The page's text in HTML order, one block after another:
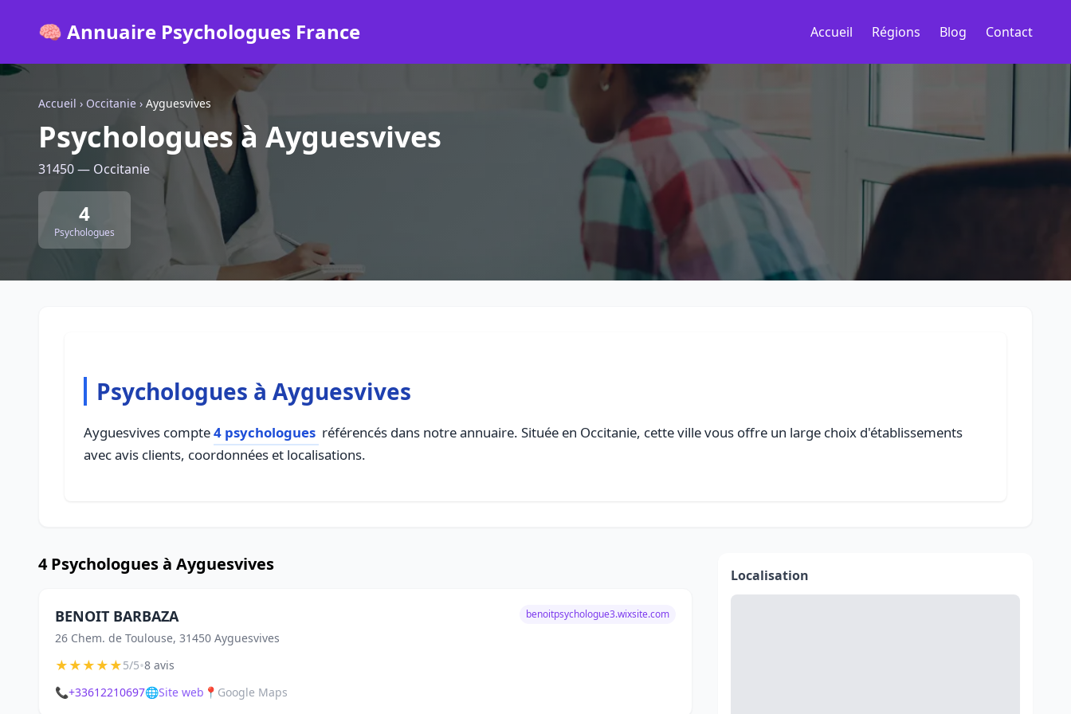
🧠 Annuaire Psychologues France Accueil Régions Blog Contact
Accueil › Occitanie › Ayguesvives
Psychologues à Ayguesvives
31450 — Occitanie
4
Psychologues
Psychologues à Ayguesvives
Ayguesvives compte4 psychologues référencés dans notre annuaire. Située en Occitanie, cette ville vous offre un large choix d'établissements
avec avis clients, coordonnées et localisations.
4 Psychologues à Ayguesvives
BENOIT BARBAZA
26 Chem. de Toulouse, 31450 Ayguesvives
benoitpsychologue3.wixsite.com
★★★★★5/5•8 avis
📞+33612210697🌐Site web 📍 Google Maps
Localisation